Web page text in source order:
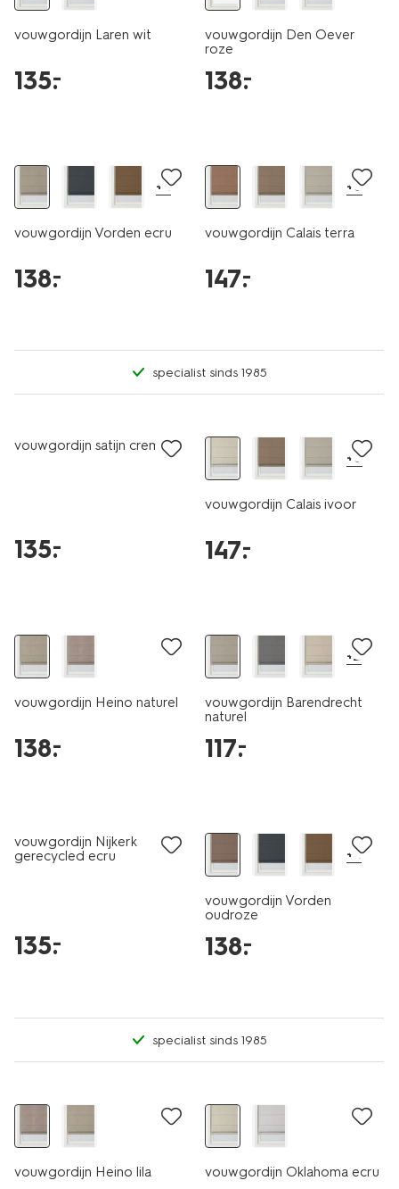
vouwgordijn Laren wit
135.
–
vouwgordijn Den Oever
roze
138.
–
+4
vouwgordijn Vorden ecru
138.
–
+6
vouwgordijn Calais terra
147.
–
specialist sinds 1985
vouwgordijn satijn creme
135.
–
+6
vouwgordijn Calais ivoor
147.
–
vouwgordijn Heino naturel
138.
–
+2
vouwgordijn Barendrecht
naturel
117.
–
vouwgordijn Nijkerk
gerecycled ecru
135.
–
+4
vouwgordijn Vorden
oudroze
138.
–
specialist sinds 1985
vouwgordijn Heino lila vouwgordijn Oklahoma ecru